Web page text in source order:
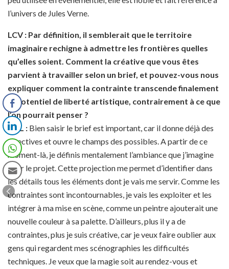
l’univers de Jules Verne.
LCV : Par définition, il semblerait que le territoire
imaginaire rechigne à admettre les frontières quelles
qu’elles soient. Comment la créative que vous êtes
parvient à travailler selon un brief, et pouvez-vous nous
expliquer comment la contrainte transcende finalement
le potentiel de liberté artistique, contrairement à ce que
l’on pourrait penser ?
VDL : Bien saisir le brief est important, car il donne déjà des
directives et ouvre le champs des possibles. A partir de ce
moment-là, je définis mentalement l’ambiance que j’imagine
pour le projet. Cette projection me permet d’identifier dans
les détails tous les éléments dont je vais me servir. Comme les
contraintes sont incontournables, je vais les exploiter et les
intégrer à ma mise en scène, comme un peintre ajouterait une
nouvelle couleur à sa palette. D’ailleurs, plus il y a de
contraintes, plus je suis créative, car je veux faire oublier aux
gens qui regardent mes scénographies les difficultés
techniques. Je veux que la magie soit au rendez-vous et